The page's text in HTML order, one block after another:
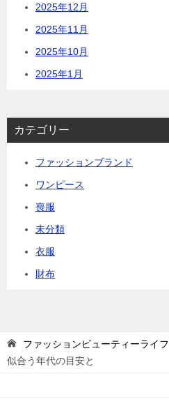
2025年12月
2025年11月
2025年10月
2025年1月
カテゴリー
ファッションブランド
ワンピース
喪服
未分類
衣服
財布
ファッションビューティーライフ
似合う年代の目安と